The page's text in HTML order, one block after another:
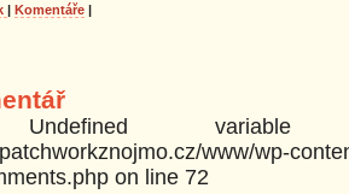
| Komentáře |
Undefined
www/wp-
on line 72